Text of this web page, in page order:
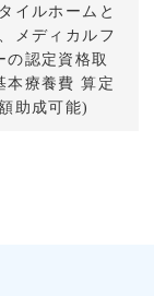
イルホームと
メディカルフ
の認定資格取
本療養費 算定
助成可能)